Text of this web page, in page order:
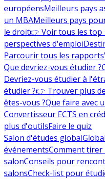
européensMeilleurs pays
un MBAMeilleurs pays
le droit👉 Voir tous les top
perspectives d'emploi
Parcourir tous les rapports
Que devriez-vous étudier ?
Devriez-vous étudier à
étudier ?👉 Trouver plus
êtes-vous ?Que faire avec
Convertisseur ECTS en
plus d'outilsFaire le quiz
Salon d'études global
événementsComment
salonConseils pour
salonsCheck-list pour